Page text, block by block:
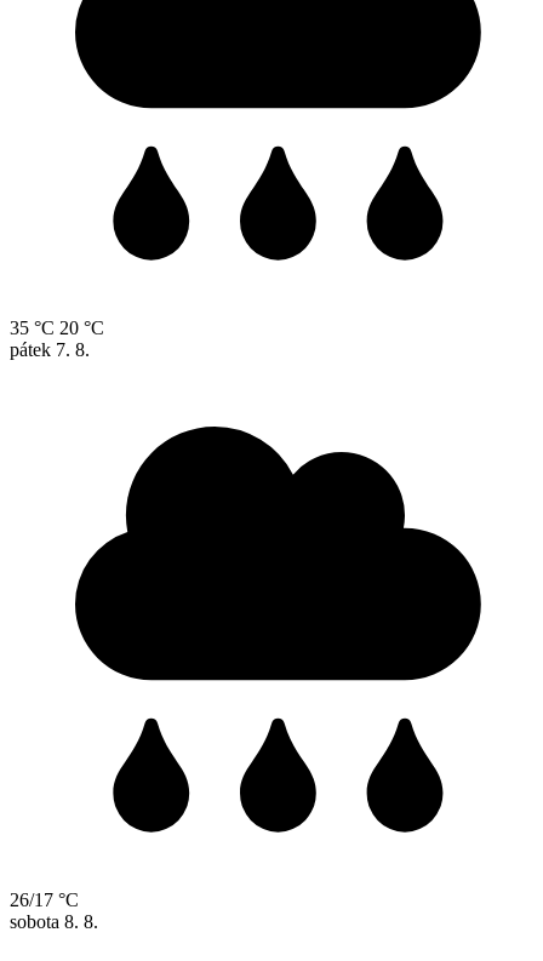
35 °C 20 °C
pátek 7. 8.
26/17 °C
sobota 8. 8.